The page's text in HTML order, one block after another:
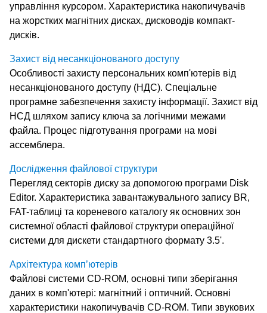
управління курсором. Характеристика накопичувачів
на жорстких магнітних дисках, дисководів компакт-
дисків.
Захист від несанкціонованого доступу
Особливості захисту персональних комп'ютерів від
несанкціонованого доступу (НДС). Спеціальне
програмне забезпечення захисту інформації. Захист від
НСД шляхом запису ключа за логічними межами
файла. Процес підготування програми на мові
ассемблера.
Дослідження файлової структури
Перегляд секторів диску за допомогою програми Disk
Editor. Характеристика завантажувального запису BR,
FAT-таблиці та кореневого каталогу як основних зон
системної області файлової структури операційної
системи для дискети стандартного формату 3.5'.
Архітектура комп’ютерів
Файлові системи CD-ROM, основні типи зберігання
даних в комп'ютері: магнітний і оптичний. Основні
характеристики накопичувачів CD-ROM. Типи звукових